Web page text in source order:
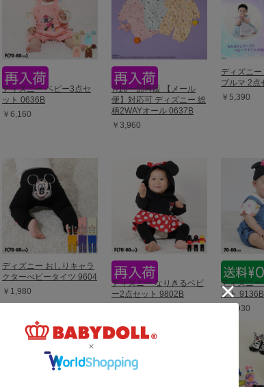
ディズニー ベビー3点セ
ット 0636B
￥6,160
7/16一部再販 【メール
便】対応可 ディズニー 総
柄2WAYオール 0637B
￥3,960
ディズニ
ブルマ 2点
￥5,390
ディズニー おしりキャラ
クターべビータイツ 9604
￥1,980
ディズニー なりきるベビ
ー2点セット 9802B
ディズニー
ット 9136B
￥6,930